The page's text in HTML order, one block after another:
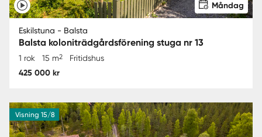
Måndag
Eskilstuna - Balsta
Balsta koloniträdgårdsförening stuga nr 13
1 rok 15 m2 Fritidshus
425 000 kr
Visning 15/8